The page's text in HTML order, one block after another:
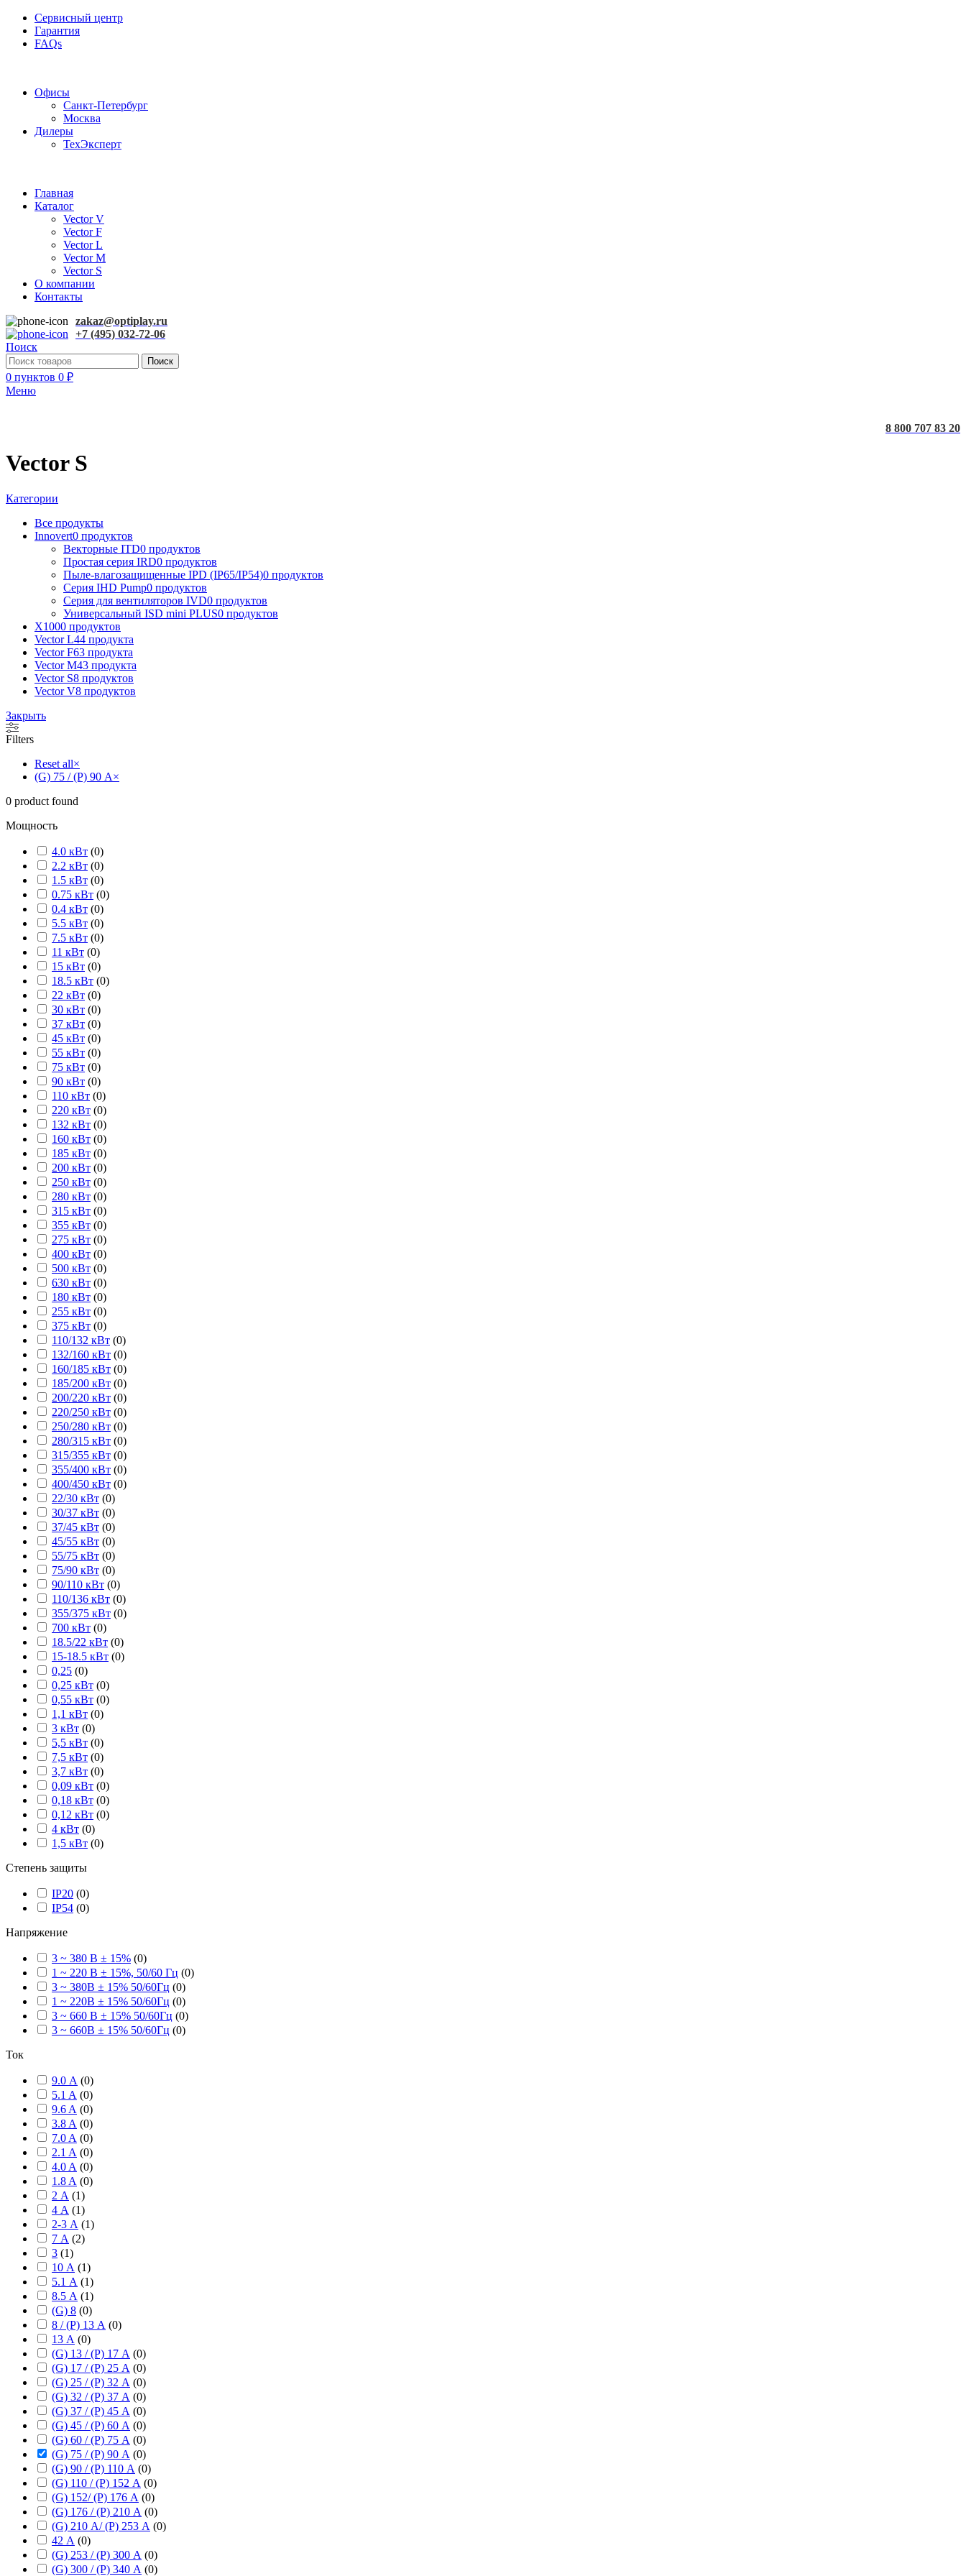
Сервисный центр
Гарантия
FAQs
Офисы
Санкт-Петербург
Москва
Дилеры
ТехЭксперт
Главная
Каталог
Vector V
Vector F
Vector L
Vector M
Vector S
О компании
Контакты
zakaz@optiplay.ru
+7 (495) 032-72-06
Поиск
Поиск
0 пунктов 0 ₽
Меню
8 800 707 83 20
Vector S
Категории
Все продукты
Innovert0 продуктов
Векторные ITD0 продуктов
Простая серия IRD0 продуктов
Пыле-влагозащищенные IPD (IP65/IP54)0 продуктов
Серия IHD Pump0 продуктов
Серия для вентиляторов IVD0 продуктов
Универсальный ISD mini PLUS0 продуктов
X1000 продуктов
Vector L44 продукта
Vector F63 продукта
Vector M43 продукта
Vector S8 продуктов
Vector V8 продуктов
Закрыть
Filters
Reset all×
(G) 75 / (P) 90 А×
0 product found
Мощность
4.0 кВт (0)
2.2 кВт (0)
1.5 кВт (0)
0.75 кВт (0)
0.4 кВт (0)
5.5 кВт (0)
7.5 кВт (0)
11 кВт (0)
15 кВт (0)
18.5 кВт (0)
22 кВт (0)
30 кВт (0)
37 кВт (0)
45 кВт (0)
55 кВт (0)
75 кВт (0)
90 кВт (0)
110 кВт (0)
220 кВт (0)
132 кВт (0)
160 кВт (0)
185 кВт (0)
200 кВт (0)
250 кВт (0)
280 кВт (0)
315 кВт (0)
355 кВт (0)
275 кВт (0)
400 кВт (0)
500 кВт (0)
630 кВт (0)
180 кВт (0)
255 кВт (0)
375 кВт (0)
110/132 кВт (0)
132/160 кВт (0)
160/185 кВт (0)
185/200 кВт (0)
200/220 кВт (0)
220/250 кВт (0)
250/280 кВт (0)
280/315 кВт (0)
315/355 кВт (0)
355/400 кВт (0)
400/450 кВт (0)
22/30 кВт (0)
30/37 кВт (0)
37/45 кВт (0)
45/55 кВт (0)
55/75 кВт (0)
75/90 кВт (0)
90/110 кВт (0)
110/136 кВт (0)
355/375 кВт (0)
700 кВт (0)
18.5/22 кВт (0)
15-18.5 кВт (0)
0,25 (0)
0,25 кВт (0)
0,55 кВт (0)
1,1 кВт (0)
3 кВт (0)
5,5 кВт (0)
7,5 кВт (0)
3,7 кВт (0)
0,09 кВт (0)
0,18 кВт (0)
0,12 кВт (0)
4 кВт (0)
1,5 кВт (0)
Степень защиты
IP20 (0)
IP54 (0)
Напряжение
3 ~ 380 В ± 15% (0)
1 ~ 220 В ± 15%, 50/60 Гц (0)
3 ~ 380В ± 15% 50/60Гц (0)
1 ~ 220В ± 15% 50/60Гц (0)
3 ~ 660 В ± 15% 50/60Гц (0)
3 ~ 660В ± 15% 50/60Гц (0)
Ток
9.0 А (0)
5.1 A (0)
9.6 A (0)
3.8 A (0)
7.0 A (0)
2.1 A (0)
4.0 A (0)
1.8 A (0)
2 А (1)
4 А (1)
2-3 А (1)
7 А (2)
3 (1)
10 А (1)
5.1 А (1)
8.5 А (1)
(G) 8 (0)
8 / (P) 13 А (0)
13 А (0)
(G) 13 / (P) 17 А (0)
(G) 17 / (P) 25 А (0)
(G) 25 / (P) 32 А (0)
(G) 32 / (P) 37 А (0)
(G) 37 / (P) 45 А (0)
(G) 45 / (P) 60 А (0)
(G) 60 / (P) 75 А (0)
(G) 75 / (P) 90 А (0)
(G) 90 / (P) 110 А (0)
(G) 110 / (P) 152 А (0)
(G) 152/ (P) 176 А (0)
(G) 176 / (P) 210 А (0)
(G) 210 А/ (P) 253 А (0)
42 А (0)
(G) 253 / (P) 300 А (0)
(G) 300 / (P) 340 А (0)